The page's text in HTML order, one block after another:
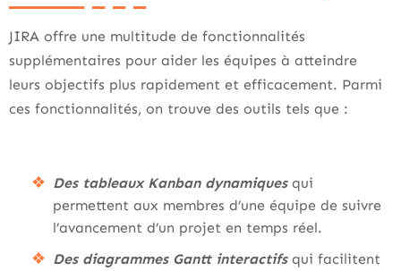
JIRA offre une multitude de fonctionnalités
supplémentaires pour aider les équipes à atteindre
leurs objectifs plus rapidement et efficacement. Parmi
ces fonctionnalités, on trouve des outils tels que :
Des tableaux Kanban dynamiquesqui
permettent aux membres d’une équipe de suivre
l’avancement d’un projet en temps réel.
Des diagrammes Gantt interactifsqui facilitent